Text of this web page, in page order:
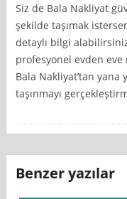
Siz de Bala Nakliyat
şekilde taşımak
detaylı bilgi
profesyonel evden
Bala Nakliyat’tan
taşınmayı
Benzer yazılar